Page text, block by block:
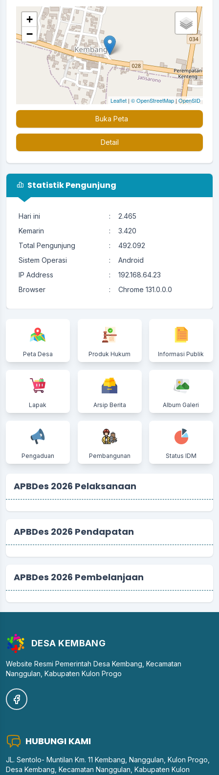
+
−
Leaflet | © OpenStreetMap | OpenSID
Buka Peta
Detail
Statistik Pengunjung
Hari ini :
2.465
Kemarin
:
3.420
Total Pengunjung
:
492.092
Sistem Operasi
:
Android
IP Address
:
192.168.64.23
Browser
: Chrome 131.0.0.0
Peta Desa Produk Hukum Informasi Publik
Lapak Arsip Berita Album Galeri
Pengaduan Pembangunan Status IDM
APBDes 2026 Pelaksanaan
APBDes 2026 Pendapatan
APBDes 2026 Pembelanjaan
DESA KEMBANG
Website Resmi Pemerintah Desa Kembang, Kecamatan
Nanggulan, Kabupaten Kulon Progo
HUBUNGI KAMI
JL. Sentolo- Muntilan Km. 11 Kembang, Nanggulan, Kulon Progo,
Desa Kembang, Kecamatan Nanggulan, Kabupaten Kulon